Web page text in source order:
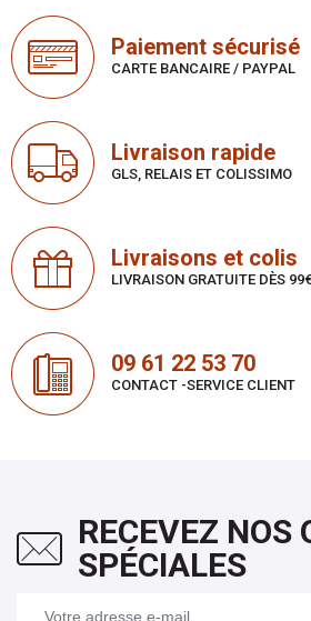
Paiement sécurisé
CARTE BANCAIRE / PAYPAL
Livraison rapide
GLS, RELAIS ET COLISSIMO
Livraisons et colis
LIVRAISON GRATUITE DÈS 99€
09 61 22 53 70
CONTACT -SERVICE CLIENT
RECEVEZ NOS
SPÉCIALES